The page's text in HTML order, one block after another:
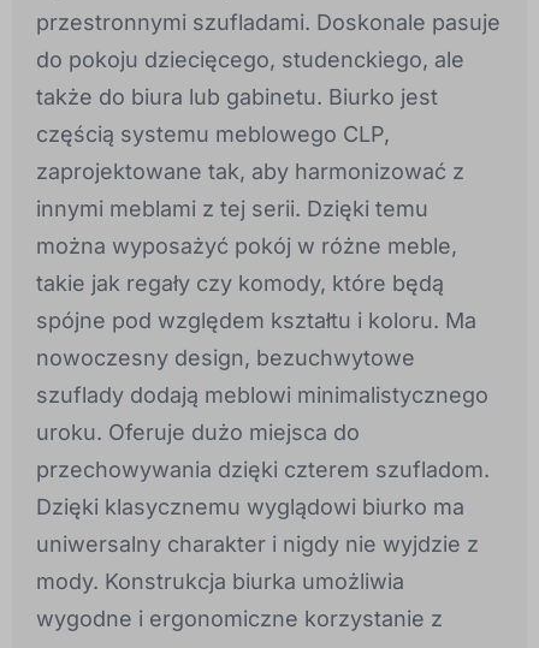
przestronnymi szufladami. Doskonale pasuje
do pokoju dziecięcego, studenckiego, ale
także do biura lub gabinetu. Biurko jest
częścią systemu meblowego CLP,
zaprojektowane tak, aby harmonizować z
innymi meblami z tej serii. Dzięki temu
można wyposażyć pokój w różne meble,
takie jak regały czy komody, które będą
spójne pod względem kształtu i koloru. Ma
nowoczesny design, bezuchwytowe
szuflady dodają meblowi minimalistycznego
uroku. Oferuje dużo miejsca do
przechowywania dzięki czterem szufladom.
Dzięki klasycznemu wyglądowi biurko ma
uniwersalny charakter i nigdy nie wyjdzie z
mody. Konstrukcja biurka umożliwia
wygodne i ergonomiczne korzystanie z